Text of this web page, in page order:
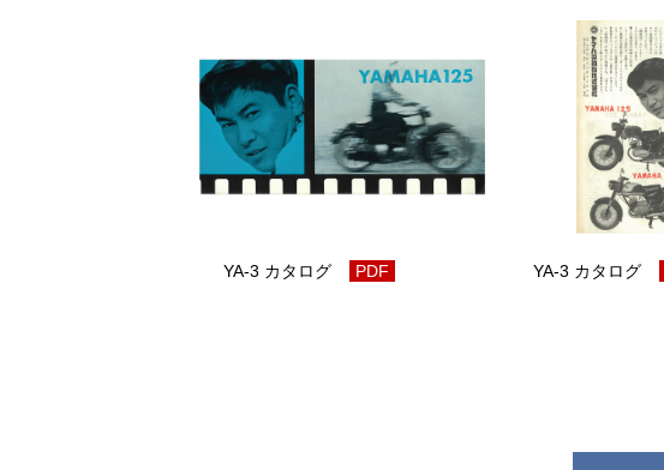
YA-3 カタログ PDF YA-3 カタログ